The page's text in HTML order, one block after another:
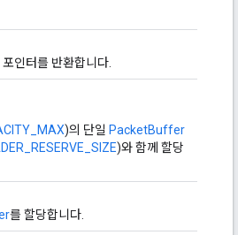
인터를 반환합니다.
)의 단일 PacketBuffer
)와 함께 할당
를 할당합니다.